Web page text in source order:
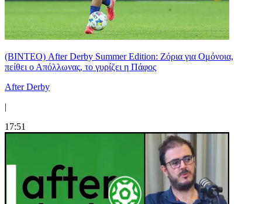
(ΒΙΝΤΕΟ) After Derby Summer Edition: Ζόρια για Ομόνοια,
πείθει ο Απόλλωνας, το γυρίζει η Πάφος
After Derby
|
17:51